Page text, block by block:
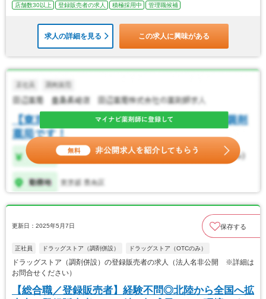
店舗数30以上
登録販売者の求人 積極採用中 管理職候補
求人の詳細を見る この求人に興味がある
更新日：2025年5月7日 保存する
正社員 ドラッグストア（調剤併設） ドラッグストア（OTCのみ）
ドラッグストア（調剤併設）の登録販売者の求人（法人名非公開 ※詳細は
お問合せください）
【総合職／登録販売者】経験不問◎北陸から全国へ拡